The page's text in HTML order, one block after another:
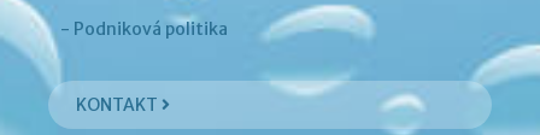
- Podniková politika
KONTAKT